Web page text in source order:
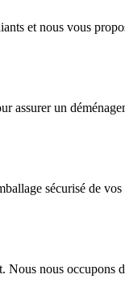
et nous vous
assurer un
sécurisé de
Nous nous occupons